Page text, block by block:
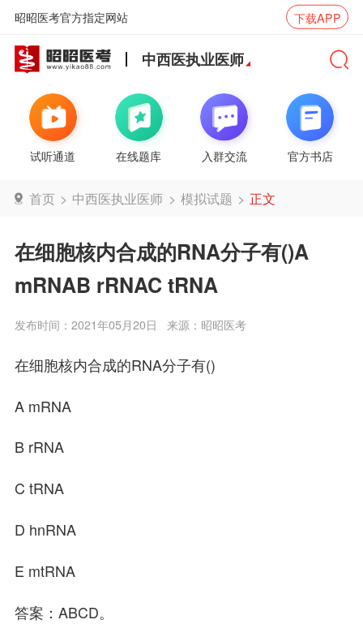
昭昭医考官方指定网站 下载APP
中西医执业医师
试听通道 在线题库 入群交流 官方书店
首页 > 中西医执业医师 > 模拟试题 > 正文
在细胞核内合成的RNA分子有()A
mRNAB rRNAC tRNA
发布时间：2021年05月20日 来源：昭昭医考
在细胞核内合成的RNA分子有()
A mRNA
B rRNA
C tRNA
D hnRNA
E mtRNA
答案：ABCD。